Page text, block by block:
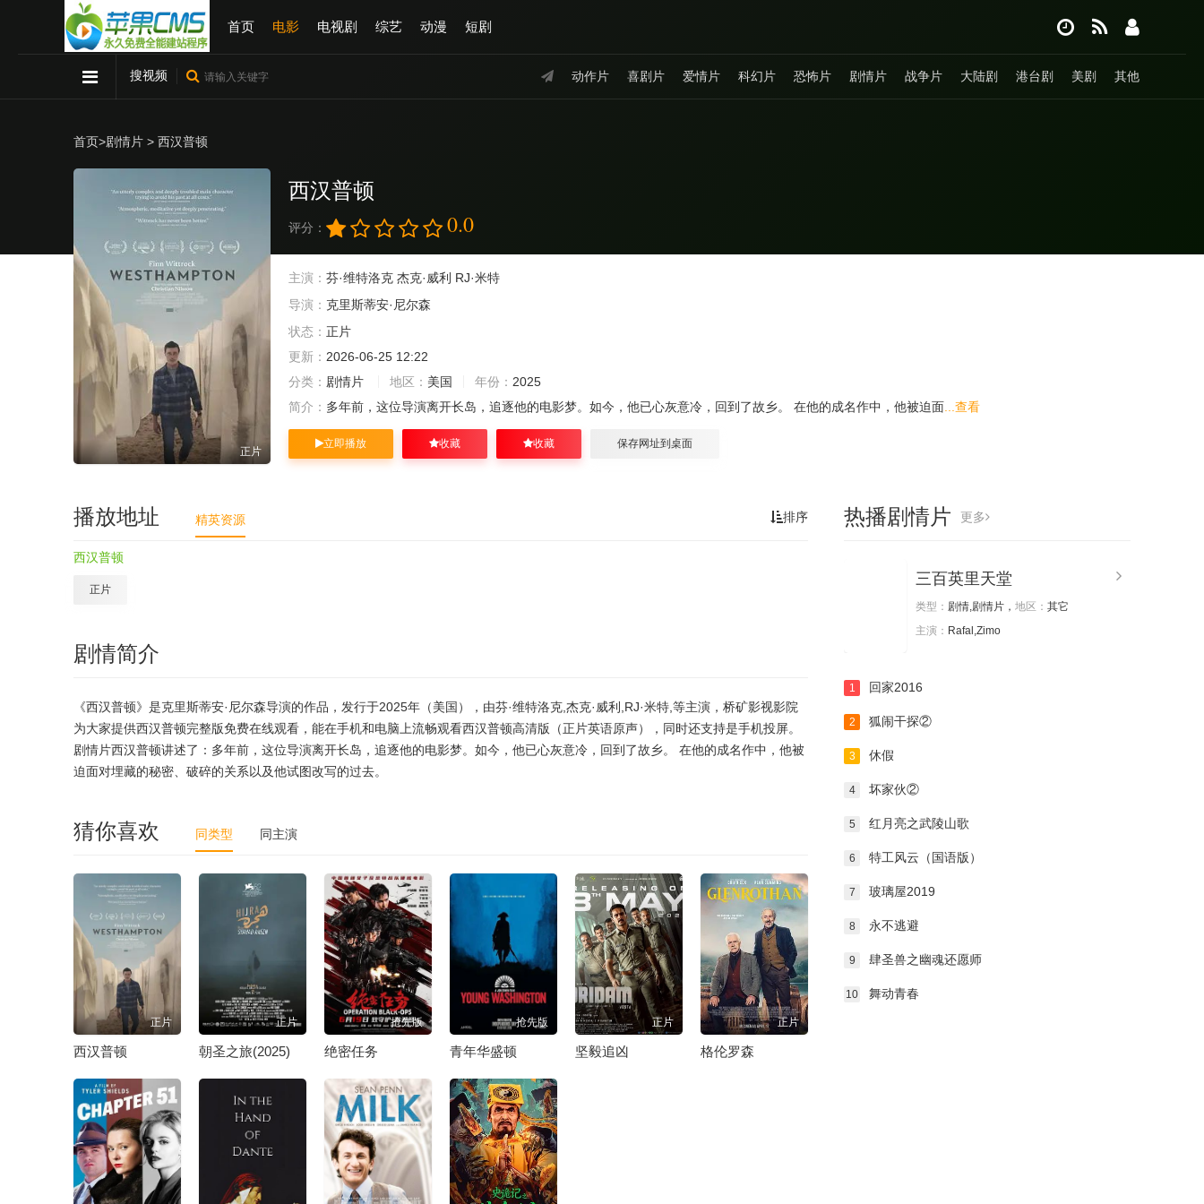
首页 电影 电视剧 综艺 动漫 短剧
动作片 喜剧片 爱情片 科幻片 恐怖片 剧情片 战争片 大陆剧 港台剧 美剧 其他
搜视频
首页>剧情片 > 西汉普顿
正片
西汉普顿
评分： 0.0
主演： 芬·维特洛克 杰克·威利 RJ·米特
导演： 克里斯蒂安·尼尔森
状态： 正片
更新： 2026-06-25 12:22
分类： 剧情片 地区： 美国 年份： 2025
简介： 多年前，这位导演离开长岛，追逐他的电影梦。如今，他已心灰意冷，回到了故乡。 在他的成名作中，他被迫面 ...查看
立即播放 收藏 收藏 保存网址到桌面
排序
播放地址 精英资源
西汉普顿
正片
剧情简介
《西汉普顿》是克里斯蒂安·尼尔森导演的作品，发行于2025年（美国），由芬·维特洛克,杰克·威利,RJ·米特,等主演，桥矿影视影院
为大家提供西汉普顿完整版免费在线观看，能在手机和电脑上流畅观看西汉普顿高清版（正片英语原声），同时还支持是手机投屏。
剧情片西汉普顿讲述了：多年前，这位导演离开长岛，追逐他的电影梦。如今，他已心灰意冷，回到了故乡。 在他的成名作中，他被
迫面对埋藏的秘密、破碎的关系以及他试图改写的过去。
猜你喜欢 同类型 同主演
正片
西汉普顿
正片
朝圣之旅(2025)
抢先版
绝密任务
抢先版
青年华盛顿
正片
坚毅追凶
正片
格伦罗森
热播剧情片 更多
三百英里天堂
类型： 剧情,剧情片， 地区： 其它
主演： Rafal,Zimo
1 回家2016
2 狐闹干探②
3 休假
4 坏家伙②
5 红月亮之武陵山歌
6 特工风云（国语版）
7 玻璃屋2019
8 永不逃避
9 肆圣兽之幽魂还愿师
10 舞动青春